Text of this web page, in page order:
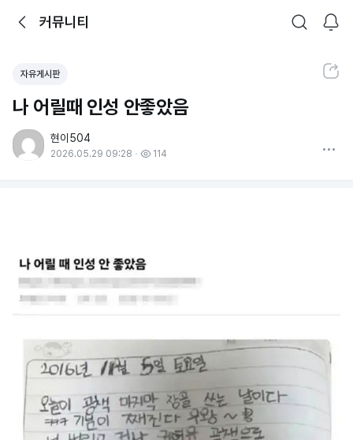
뒤로가기커뮤니티
커뮤니티
검색
알림
공유하기
자유게시판
나 어릴때 인성 안좋았음
현이504
2026.05.29 09:28 114